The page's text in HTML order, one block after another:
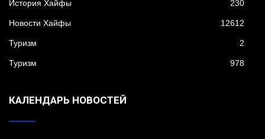
История Хайфы 230
Новости Хайфы 12612
Туризм 2
Туризм 978
КАЛЕНДАРЬ НОВОСТЕЙ